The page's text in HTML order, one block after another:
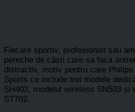
Fiecare sportiv, profesionist sau
pereche de căști care sa faca
distractiv, motiv pentru care
Sports ce include trei modele
SH402, modelul wireless SN503 și
ST702.